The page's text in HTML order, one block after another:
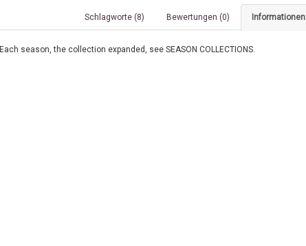
Informationen
Bewertungen (0)
Schlagworte (8)
Each season, the collection expanded, see SEASON COLLECTIONS.